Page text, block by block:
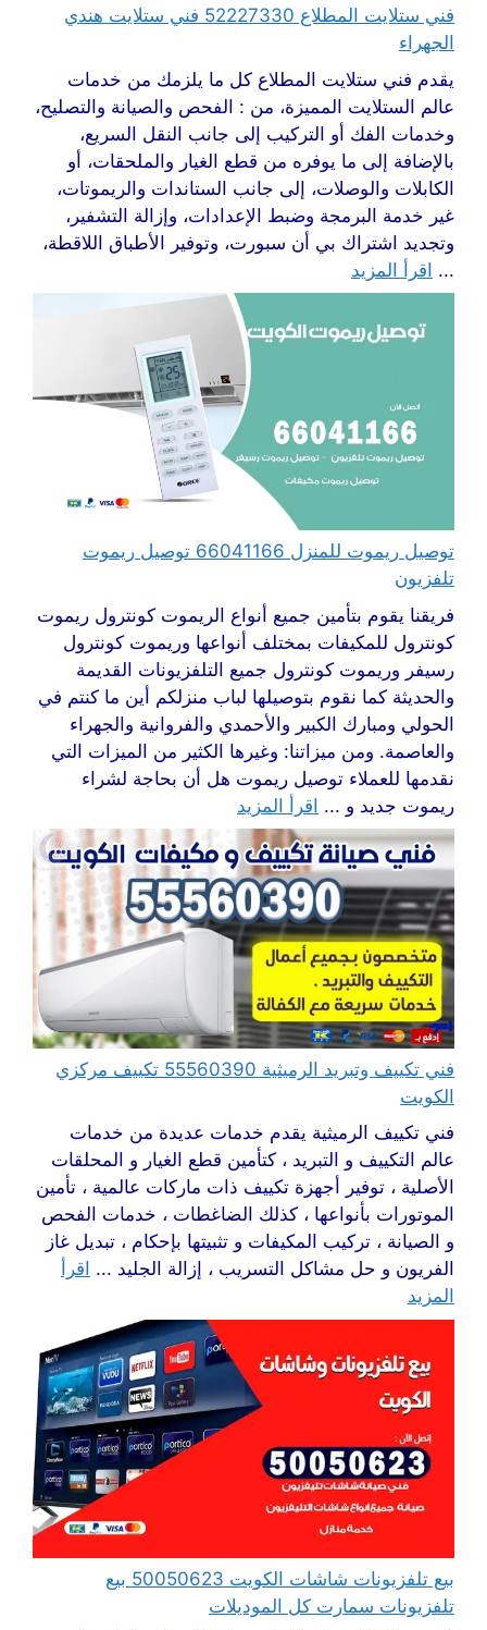
فني ستلايت المطلاع 52227330 فني ستلايت هندي
الجهراء
يقدم فني ستلايت المطلاع كل ما يلزمك من خدمات
عالم الستلايت المميزة، من : الفحص والصيانة والتصليح،
وخدمات الفك أو التركيب إلى جانب النقل السريع،
بالإضافة إلى ما يوفره من قطع الغيار والملحقات، أو
الكابلات والوصلات، إلى جانب الستاندات والريموتات،
غير خدمة البرمجة وضبط الإعدادات، وإزالة التشفير،
وتجديد اشتراك بي أن سبورت، وتوفير الأطباق اللاقطة،
... اقرأ المزيد
توصيل ريموت للمنزل 66041166 توصيل ريموت
تلفزيون
فريقنا يقوم بتأمين جميع أنواع الريموت كونترول ريموت
كونترول للمكيفات بمختلف أنواعها وريموت كونترول
رسيفر وريموت كونترول جميع التلفزيونات القديمة
والحديثة كما نقوم بتوصيلها لباب منزلكم أين ما كنتم في
الحولي ومبارك الكبير والأحمدي والفروانية والجهراء
والعاصمة. ومن ميزاتنا: وغيرها الكثير من الميزات التي
نقدمها للعملاء توصيل ريموت هل أن بحاجة لشراء
ريموت جديد و ... اقرأ المزيد
فني تكييف وتبريد الرميثية 55560390 تكييف مركزي
الكويت
فني تكييف الرميثية يقدم خدمات عديدة من خدمات
عالم التكييف و التبريد ، كتأمين قطع الغيار و المحلقات
الأصلية ، توفير أجهزة تكييف ذات ماركات عالمية ، تأمين
الموتورات بأنواعها ، كذلك الضاغطات ، خدمات الفحص
و الصيانة ، تركيب المكيفات و تثبيتها بإحكام ، تبديل غاز
الفريون و حل مشاكل التسريب ، إزالة الجليد ... اقرأ
المزيد
بيع تلفزيونات شاشات الكويت 50050623 بيع
تلفزيونات سمارت كل الموديلات